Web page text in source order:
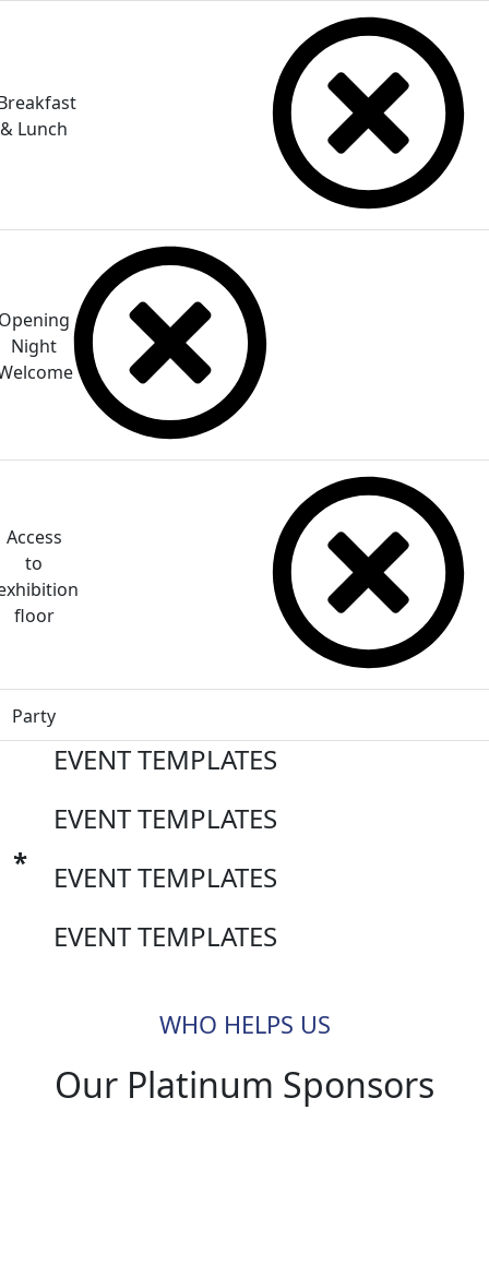
& Lunch
Night
Access
to
floor
Party
EVENT TEMPLATES
EVENT TEMPLATES
EVENT TEMPLATES
EVENT TEMPLATES
WHO HELPS US
Our Platinum Sponsors